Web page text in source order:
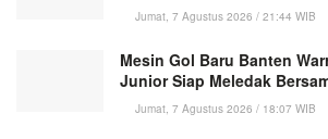
Jumat, 7 Agustus 2026 / 21:44 WIB
Mesin Gol Baru Banten
Junior Siap Meledak
Jumat, 7 Agustus 2026 / 18:07 WIB